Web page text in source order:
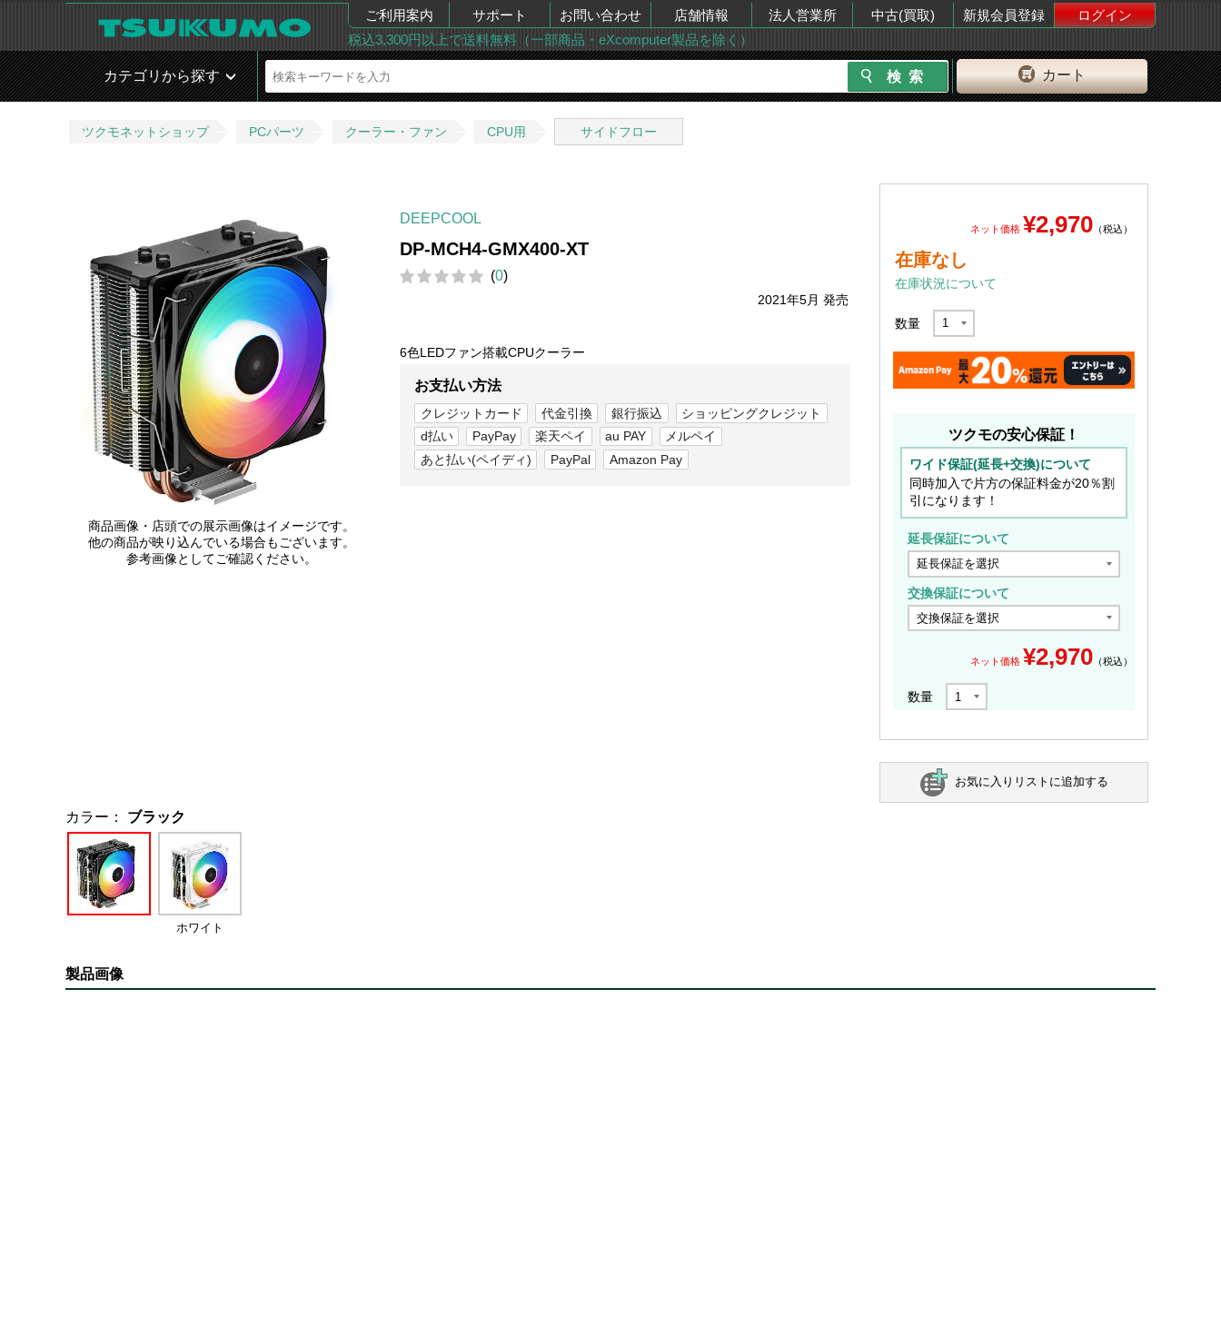
ご利用案内 サポート お問い合わせ 店舗情報 法人営業所 中古(買取) 新規会員登録
ログイン
税込3,300円以上で送料無料（一部商品・eXcomputer製品を除く）
カート
カテゴリから探す
ツクモネットショップ PCパーツ クーラー・ファン CPU用 サイドフロー
商品画像・店頭での展示画像はイメージです。
他の商品が映り込んでいる場合もございます。
参考画像としてご確認ください。
DEEPCOOL
DP-MCH4-GMX400-XT
(0)
2021年5月 発売
6色LEDファン搭載CPUクーラー
お支払い方法
クレジットカード 代金引換 銀行振込
ショッピングクレジット
d払い
PayPay 楽天ペイ au PAY
メルペイ
あと払い(ペイディ)
PayPal Amazon Pay
ネット価格 ¥2,970 （税込）
在庫なし
在庫状況について
数量
ツクモの安心保証！
ワイド保証(延長+交換)について
同時加入で片方の保証料金が20％割
引になります！
延長保証について
交換保証について
ネット価格 ¥2,970 （税込）
数量
お気に入りリストに追加する
カラー： ブラック
ホワイト
製品画像